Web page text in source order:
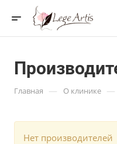
Главная — О клинике —
Нет производителей